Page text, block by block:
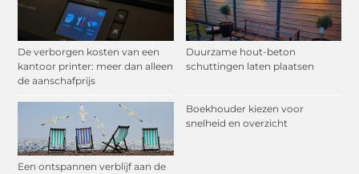
De verborgen kosten van een
kantoor printer: meer dan alleen
de aanschafprijs
Duurzame hout-beton
schuttingen laten plaatsen
Een ontspannen verblijf aan de
Boekhouder kiezen voor
snelheid en overzicht